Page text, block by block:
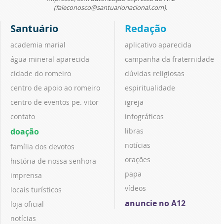
(faleconosco@santuarionacional.com).
Santuário
academia marial
água mineral aparecida
cidade do romeiro
centro de apoio ao romeiro
centro de eventos pe. vitor
contato
doação
família dos devotos
história de nossa senhora
imprensa
locais turísticos
loja oficial
notícias
Redação
aplicativo aparecida
campanha da fraternidade
dúvidas religiosas
espiritualidade
igreja
infográficos
libras
notícias
orações
papa
vídeos
anuncie no A12